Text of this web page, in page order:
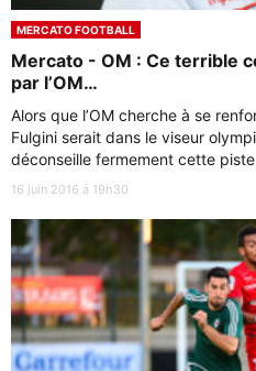
MERCATO FOOTBALL
Mercato - OM : Ce terrible
par l’OM…
Alors que l’OM cherche à se
Fulgini serait dans le viseur
déconseille fermement cette
16 juin 2016 à 19h30